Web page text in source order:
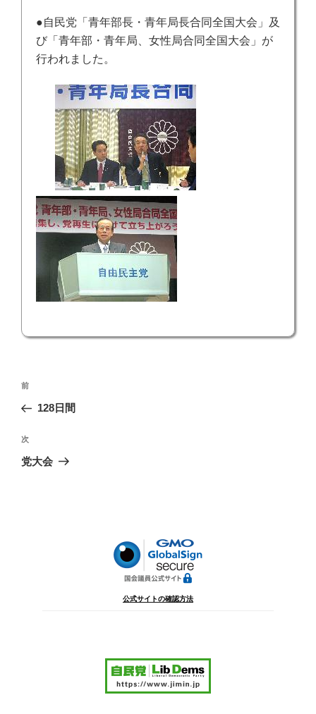
●自民党「青年部長・青年局長合同全国大会」及
び「青年部・青年局、女性局合同全国大会」が
行われました。
投
ナ
ビ
ゲ
前
の
稿
前
128日間
次
の
次
党大会
公式サイトの確認方法